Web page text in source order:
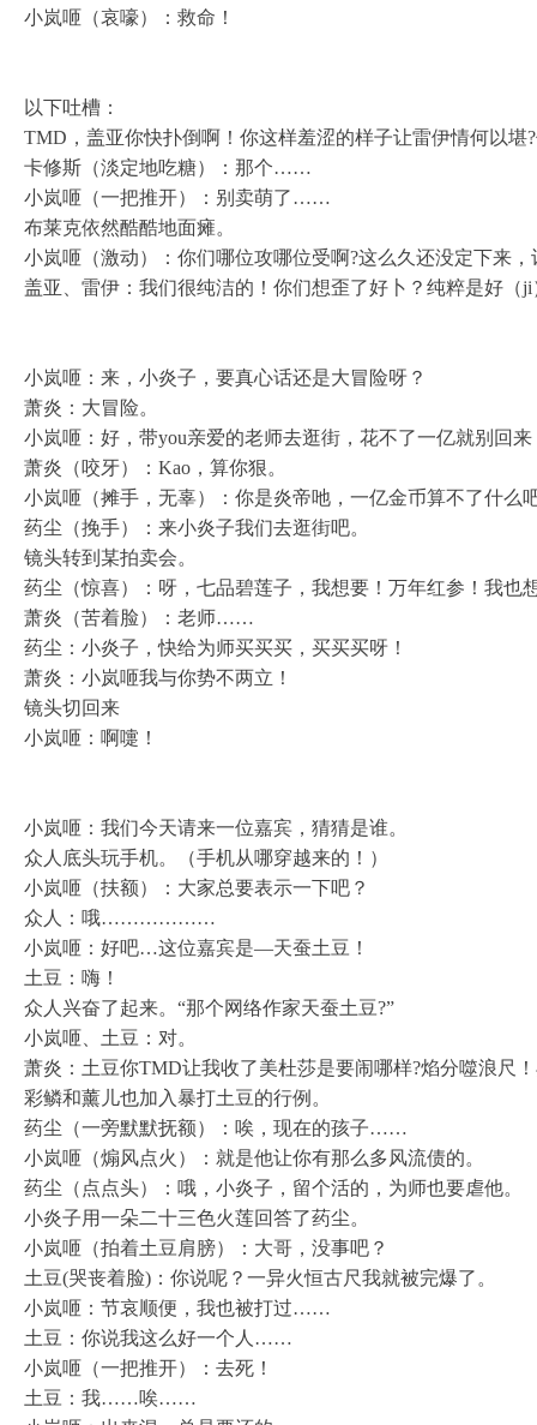
小岚咂（哀嚎）：救命！
以下吐槽：
TMD，盖亚你快扑倒啊！你这样羞涩的样子让雷伊情何以
卡修斯（淡定地吃糖）：那个……
小岚咂（一把推开）：别卖萌了……
布莱克依然酷酷地面瘫。
小岚咂（激动）：你们哪位攻哪位受啊?这么久还没定下来
盖亚、雷伊：我们很纯洁的！你们想歪了好卜？纯粹是好（ji
小岚咂：来，小炎子，要真心话还是大冒险呀？
萧炎：大冒险。
小岚咂：好，带you亲爱的老师去逛街，花不了一亿就别回来
萧炎（咬牙）：Kao，算你狠。
小岚咂（摊手，无辜）：你是炎帝吔，一亿金币算不了什么
药尘（挽手）：来小炎子我们去逛街吧。
镜头转到某拍卖会。
药尘（惊喜）：呀，七品碧莲子，我想要！万年红参！我也
萧炎（苦着脸）：老师……
药尘：小炎子，快给为师买买买，买买买呀！
萧炎：小岚咂我与你势不两立！
镜头切回来
小岚咂：啊嚏！
小岚咂：我们今天请来一位嘉宾，猜猜是谁。
众人底头玩手机。（手机从哪穿越来的！）
小岚咂（扶额）：大家总要表示一下吧？
众人：哦………………
小岚咂：好吧…这位嘉宾是—天蚕土豆！
土豆：嗨！
众人兴奋了起来。“那个网络作家天蚕土豆?”
小岚咂、土豆：对。
萧炎：土豆你TMD让我收了美杜莎是要闹哪样?焰分噬浪尺
彩鳞和薰儿也加入暴打土豆的行例。
药尘（一旁默默抚额）：唉，现在的孩子……
小岚咂（煽风点火）：就是他让你有那么多风流债的。
药尘（点点头）：哦，小炎子，留个活的，为师也要虐他。
小炎子用一朵二十三色火莲回答了药尘。
小岚咂（拍着土豆肩膀）：大哥，没事吧？
土豆(哭丧着脸)：你说呢？一异火恒古尺我就被完爆了。
小岚咂：节哀顺便，我也被打过……
土豆：你说我这么好一个人……
小岚咂（一把推开）：去死！
土豆：我……唉……